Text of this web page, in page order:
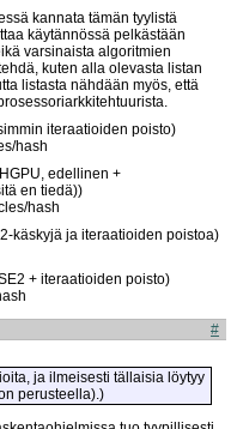
kannata tämän tyylistä
käytännössä pelkästään
varsinaista algoritmien
kuten alla olevasta listan
listasta nähdään myös, että
iteraatioiden poisto)
hash
edellinen +
en tiedä))
hash
käskyjä ja iteraatioiden poistoa)
+ iteraatioiden poisto)
#
ja ilmeisesti tällaisia löytyy
perusteella).)